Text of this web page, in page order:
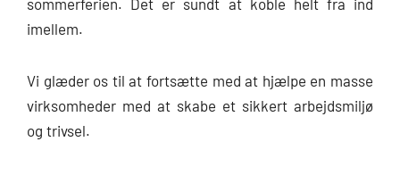
sommerferien. Det er sundt at koble helt fra ind
imellem.
Vi glæder os til at fortsætte med at hjælpe en masse
virksomheder med at skabe et sikkert arbejdsmiljø
og trivsel.